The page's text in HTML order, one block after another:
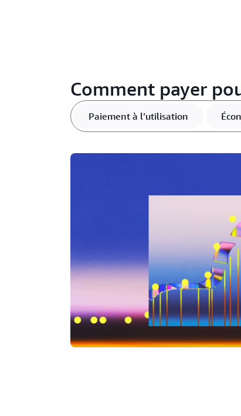
Comment payer
Paiement à l’utilisation